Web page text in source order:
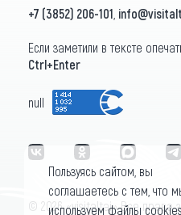
+7 (3852) 206-101
Если заметили в тексте
Ctrl+Enter
null
© 2026 «visitaltai» Все права
Пользуясь сайтом, вы
соглашаетесь с тем, что
используем файлы